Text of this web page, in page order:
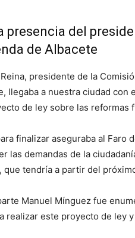
presencia del
de Albacete
presidente de la
llegaba a nuestra ciudad
de ley sobre las reformas
finalizar aseguraba al Faro
las demandas de la
que tendría a partir del
Manuel Mínguez fue
realizar este proyecto de ley